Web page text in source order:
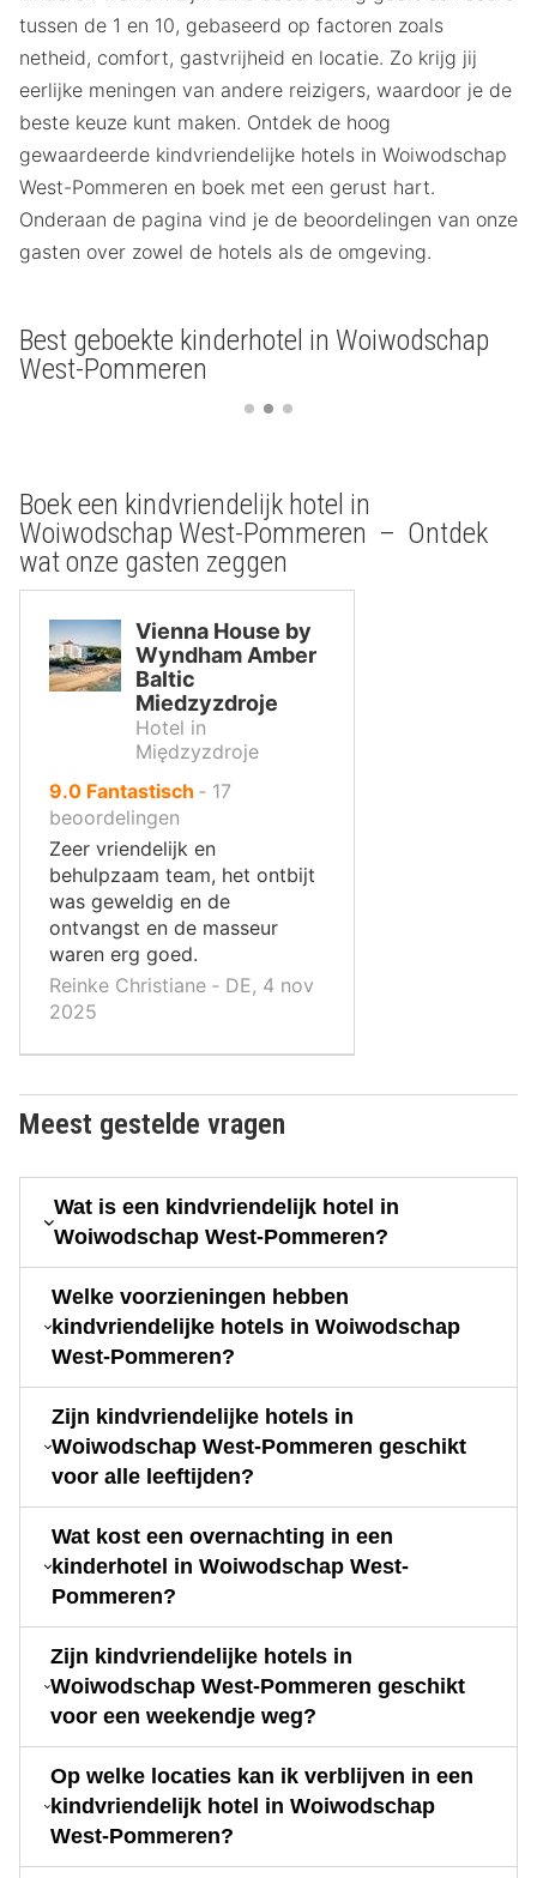
tussen de 1 en 10, gebaseerd op factoren zoals
netheid, comfort, gastvrijheid en locatie. Zo krijg jij
eerlijke meningen van andere reizigers, waardoor je de
beste keuze kunt maken. Ontdek de hoog
gewaardeerde kindvriendelijke hotels in Woiwodschap
West-Pommeren en boek met een gerust hart.
Onderaan de pagina vind je de beoordelingen van onze
gasten over zowel de hotels als de omgeving.
Best geboekte kinderhotel in Woiwodschap
West-Pommeren
Boek een kindvriendelijk hotel in
Woiwodschap West-Pommeren – Ontdek
wat onze gasten zeggen
Vienna House by
Wyndham Amber
Baltic
Miedzyzdroje
Hotel in
Międzyzdroje
9.0uit
10
,
Fantastisch ‐ 17
beoordelingen
Zeer vriendelijk en
behulpzaam team, het ontbijt
was geweldig en de
ontvangst en de masseur
waren erg goed.
Reinke Christiane ‐ DE, 4 nov
2025
Meest gestelde vragen
Wat is een kindvriendelijk hotel in
Woiwodschap West-Pommeren?
Welke voorzieningen hebben
kindvriendelijke hotels in Woiwodschap
West-Pommeren?
Zijn kindvriendelijke hotels in
Woiwodschap West-Pommeren geschikt
voor alle leeftijden?
Wat kost een overnachting in een
kinderhotel in Woiwodschap West-
Pommeren?
Zijn kindvriendelijke hotels in
Woiwodschap West-Pommeren geschikt
voor een weekendje weg?
Op welke locaties kan ik verblijven in een
kindvriendelijk hotel in Woiwodschap
West-Pommeren?